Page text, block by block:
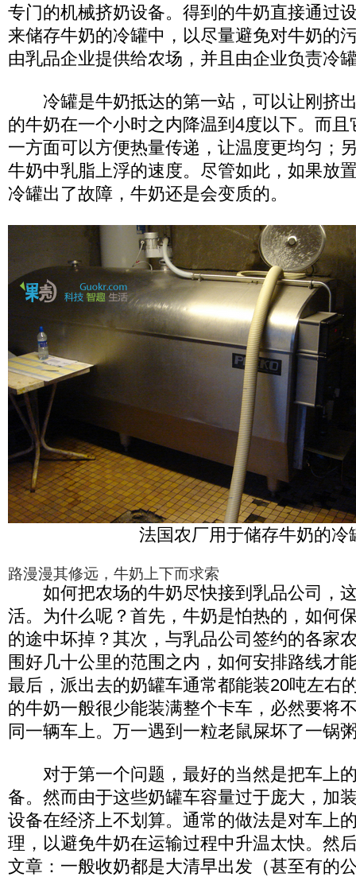
专门的机械挤奶设备。得到的牛奶直接通过
来储存牛奶的冷罐中，以尽量避免对牛奶的
由乳品企业提供给农场，并且由企业负责冷
冷罐是牛奶抵达的第一站，可以让刚挤
的牛奶在一个小时之内降温到4度以下。而
一方面可以方便热量传递，让温度更均匀；
牛奶中乳脂上浮的速度。尽管如此，如果放
冷罐出了故障，牛奶还是会变质的。
法国农厂用于储存牛奶的冷
路漫漫其修远，牛奶上下而求索
如何把农场的牛奶尽快接到乳品公司，
活。为什么呢？首先，牛奶是怕热的，如何
的途中坏掉？其次，与乳品公司签约的各家
围好几十公里的范围之内，如何安排路线才
最后，派出去的奶罐车通常都能装20吨左右
的牛奶一般很少能装满整个卡车，必然要将
同一辆车上。万一遇到一粒老鼠屎坏了一锅
对于第一个问题，最好的当然是把车上
备。然而由于这些奶罐车容量过于庞大，加
设备在经济上不划算。通常的做法是对车上
理，以避免牛奶在运输过程中升温太快。然
文章：一般收奶都是大清早出发（甚至有的